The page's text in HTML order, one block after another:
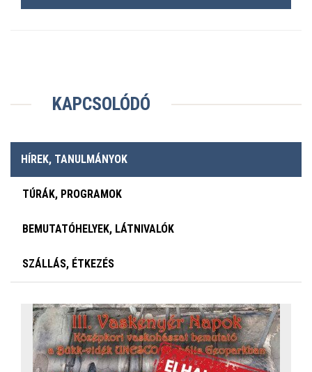
KAPCSOLÓDÓ
HÍREK, TANULMÁNYOK
TÚRÁK, PROGRAMOK
BEMUTATÓHELYEK, LÁTNIVALÓK
SZÁLLÁS, ÉTKEZÉS